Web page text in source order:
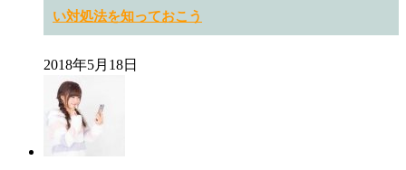
い対処法を知っておこう
2018年5月18日